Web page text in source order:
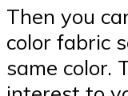
Then you
color fabric
same color.